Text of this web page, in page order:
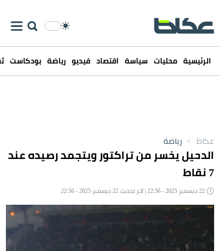
الرئيسية محليات سياسة اقتصاد فيديو رياضة بودكاست
عكاظ > رياضة
الدحيل يخسر من تراكتور ويتجمد رصيده عند
7 نقاط